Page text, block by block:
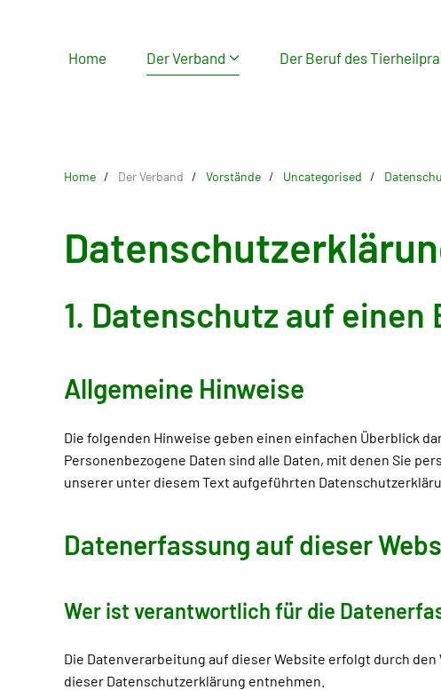
Home Der Verband Der Beruf des
Home Der Verband Vorstände Uncategorised
1. Datenschutz auf einen
Allgemeine Hinweise
Die folgenden Hinweise geben einen einfachen Überblick
Personenbezogene Daten sind alle Daten, mit denen Sie
unserer unter diesem Text aufgeführten
Datenerfassung auf dieser
Wer ist verantwortlich für die
Die Datenverarbeitung auf dieser Website erfolgt durch
dieser Datenschutzerklärung entnehmen.